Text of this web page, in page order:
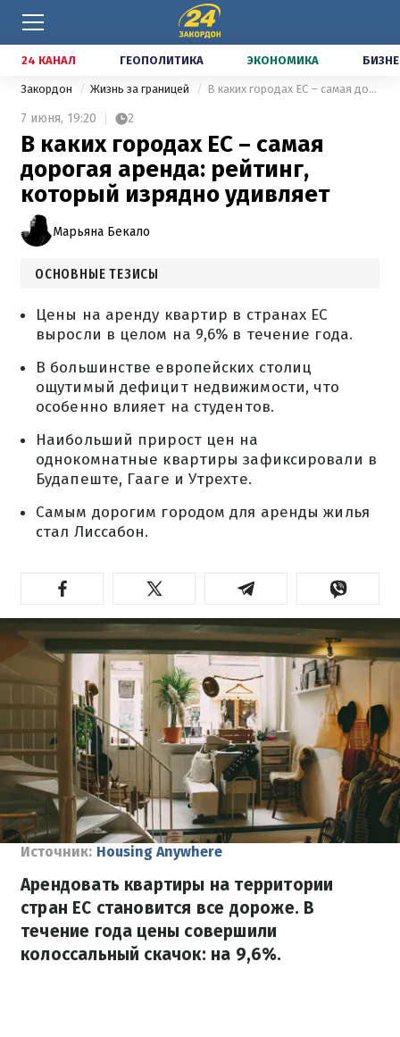
24 КАНАЛ ГЕОПОЛИТИКА ЭКОНОМИКА
Закордон Жизнь за границей В каких городах ЕС – самая дорогая аренда: рейтинг, который изрядно удивляет
7 июня, 19:20 2
В каких городах ЕС – самая
дорогая аренда: рейтинг,
который изрядно удивляет
Марьяна Бекало
ОСНОВНЫЕ ТЕЗИСЫ
Цены на аренду квартир в странах ЕС
выросли в целом на 9,6% в течение года.
В большинстве европейских столиц
ощутимый дефицит недвижимости, что
особенно влияет на студентов.
Наибольший прирост цен на
однокомнатные квартиры зафиксировали в
Будапеште, Гааге и Утрехте.
Самым дорогим городом для аренды жилья
стал Лиссабон.
Источник: Housing Anywhere
Арендовать квартиры на территории
стран ЕС становится все дороже. В
течение года цены совершили
колоссальный скачок: на 9,6%.